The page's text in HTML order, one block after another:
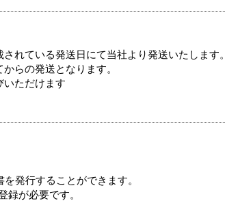
れている発送日にて当社より発送いたします。
らの発送となります。
ただけます
発行することができます。
が必要です。